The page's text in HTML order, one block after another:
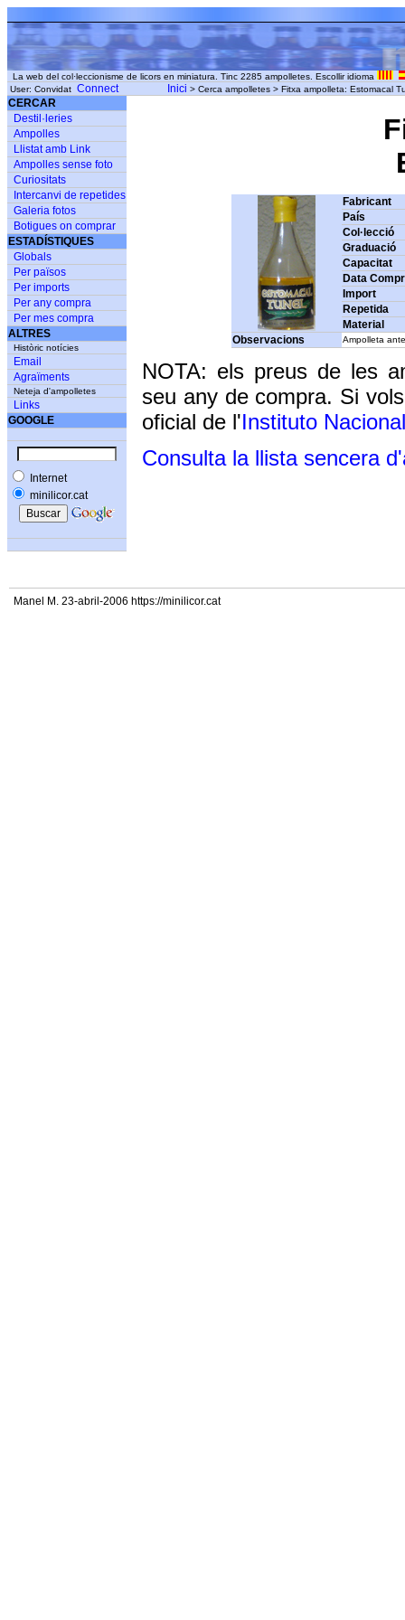
La web del col·leccionisme de licors en miniatura. Tinc 2285 ampolletes. Escollir idioma
User: Convidat Connect Inici > Cerca ampolletes > Fitxa ampolleta: Estomacal
CERCAR
Destil·leries
Ampolles
Llistat amb Link
Ampolles sense foto
Curiositats
Intercanvi de repetides
Galeria fotos
Botigues on comprar
ESTADÍSTIQUES
Globals
Per països
Per imports
Per any compra
Per mes compra
ALTRES
Històric notícies
Email
Agraïments
Neteja d'ampolletes
Links
GOOGLE
Internet
minilicor.cat
Fabricant
País
Col·lecció
Graduació
Capacitat
Data
Import
Repetida
Material
Observacions
Ampolleta
NOTA: els preus de les
seu any de compra. Si
oficial de l'Instituto
Consulta la llista sencera
Manel M. 23-abril-2006 https://minilicor.cat